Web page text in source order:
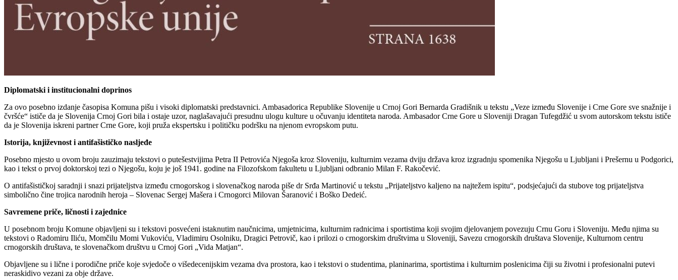
Diplomatski i institucionalni doprinos
Za ovo posebno izdanje časopisa Komuna pišu i visoki diplomatski predstavnici. Ambasadorica Republike Slovenije u Crnoj Gori Bernarda Gradišnik u tekstu „Veze između Slovenije i Crne Gore sve snažnije i
čvršće“ ističe da je Slovenija Crnoj Gori bila i ostaje uzor, naglašavajući presudnu ulogu kulture u očuvanju identiteta naroda. Ambasador Crne Gore u Sloveniji Dragan Tufegdžić u svom autorskom tekstu ističe
da je Slovenija iskreni partner Crne Gore, koji pruža ekspertsku i političku podršku na njenom evropskom putu.
Istorija, književnost i antifašističko nasljeđe
Posebno mjesto u ovom broju zauzimaju tekstovi o putešestvijima Petra II Petrovića Njegoša kroz Sloveniju, kulturnim vezama dviju država kroz izgradnju spomenika Njegošu u Ljubljani i Prešernu u Podgorici,
kao i tekst o prvoj doktorskoj tezi o Njegošu, koju je još 1941. godine na Filozofskom fakultetu u Ljubljani odbranio Milan F. Rakočević.
O antifašističkoj saradnji i snazi prijateljstva između crnogorskog i slovenačkog naroda piše dr Srđa Martinović u tekstu „Prijateljstvo kaljeno na najtežem ispitu“, podsjećajući da stubove tog prijateljstva
simbolično čine trojica narodnih heroja – Slovenac Sergej Mašera i Crnogorci Milovan Šaranović i Boško Dedeić.
Savremene priče, ličnosti i zajednice
U posebnom broju Komune objavljeni su i tekstovi posvećeni istaknutim naučnicima, umjetnicima, kulturnim radnicima i sportistima koji svojim djelovanjem povezuju Crnu Goru i Sloveniju. Među njima su
tekstovi o Radomiru Iliću, Momčilu Momi Vukoviću, Vladimiru Osolniku, Dragici Petrovič, kao i prilozi o crnogorskim društvima u Sloveniji, Savezu crnogorskih društava Slovenije, Kulturnom centru
crnogorskih društava, te slovenačkom društvu u Crnoj Gori „Vida Matjan“.
Objavljene su i lične i porodične priče koje svjedoče o višedecenijskim vezama dva prostora, kao i tekstovi o studentima, planinarima, sportistima i kulturnim poslenicima čiji su životni i profesionalni putevi
neraskidivo vezani za obje države.